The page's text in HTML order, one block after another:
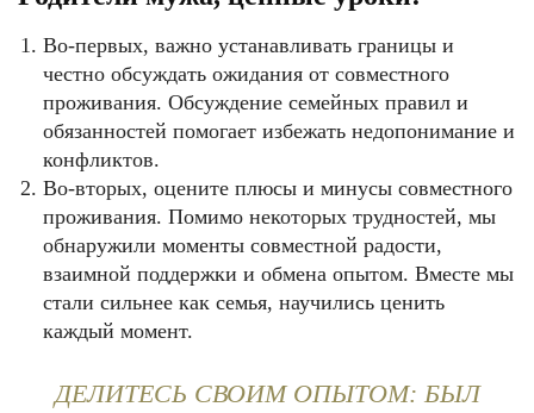
Во-первых, важно устанавливать границы и
честно обсуждать ожидания от совместного
проживания. Обсуждение семейных правил и
обязанностей помогает избежать недопонимание и
конфликтов.
Во-вторых, оцените плюсы и минусы совместного
проживания. Помимо некоторых трудностей, мы
обнаружили моменты совместной радости,
взаимной поддержки и обмена опытом. Вместе мы
стали сильнее как семья, научились ценить
каждый момент.
ДЕЛИТЕСЬ СВОИМ ОПЫТОМ: БЫЛ